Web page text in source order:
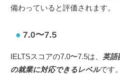
備わっていると評価されます。
7.0〜7.5
IELTSスコアの7.0〜7.5は、 英語
の就業に対応できるレベルです。